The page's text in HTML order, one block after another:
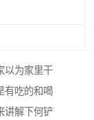
以为家里干
有吃的和喝
讲解下何铲